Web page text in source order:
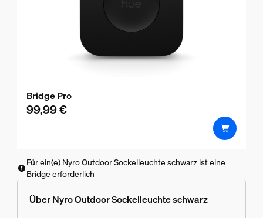
Bridge Pro
99,99 €
Für ein(e) Nyro Outdoor Sockelleuchte schwarz ist eine
Bridge erforderlich
Über Nyro Outdoor Sockelleuchte schwarz